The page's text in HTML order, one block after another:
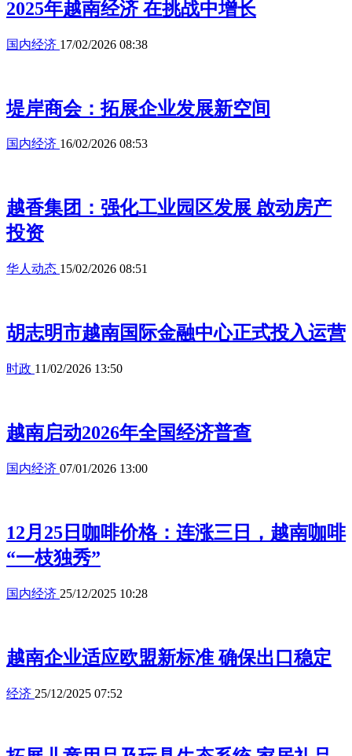
2025年越南经济 在挑战中增长
国内经济 17/02/2026 08:38
堤岸商会：拓展企业发展新空间
国内经济 16/02/2026 08:53
越香集团：强化工业园区发展 啟动房产
投资
华人动态 15/02/2026 08:51
胡志明市越南国际金融中心正式投入运营
时政 11/02/2026 13:50
越南启动2026年全国经济普查
国内经济 07/01/2026 13:00
12月25日咖啡价格：连涨三日，越南咖啡
“一枝独秀”
国内经济 25/12/2025 10:28
越南企业适应欧盟新标准 确保出口稳定
经济 25/12/2025 07:52